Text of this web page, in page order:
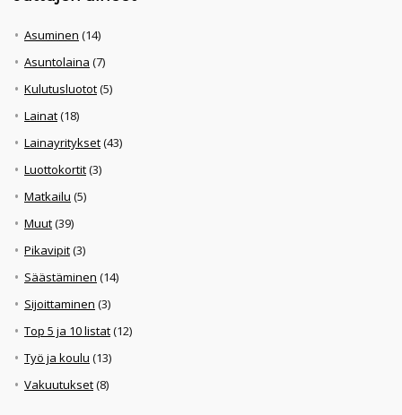
Asuminen (14)
Asuntolaina (7)
Kulutusluotot(5)
Lainat(18)
Lainayritykset(43)
Luottokortit(3)
Matkailu (5)
Muut(39)
Pikavipit(3)
Säästäminen (14)
Sijoittaminen (3)
Top 5 ja 10 listat(12)
Työ ja koulu (13)
Vakuutukset(8)